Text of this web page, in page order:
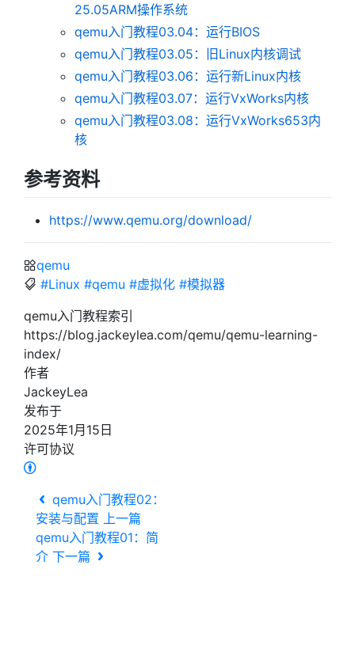
25.05ARM操作系统
qemu入门教程03.04：运行BIOS
qemu入门教程03.05：旧Linux内核调试
qemu入门教程03.06：运行新Linux内核
qemu入门教程03.07：运行VxWorks内核
qemu入门教程03.08：运行VxWorks653内
核
参考资料
https://www.qemu.org/download/
qemu
#Linux #qemu #虚拟化 #模拟器
qemu入门教程索引
https://blog.jackeylea.com/qemu/qemu-learning-
index/
作者
JackeyLea
发布于
2025年1月15日
许可协议
qemu入门教程02：
安装与配置 上一篇
qemu入门教程01：简
介 下一篇